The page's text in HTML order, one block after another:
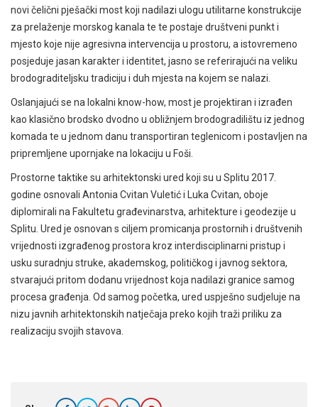
novi čelični pješački most koji nadilazi ulogu utilitarne konstrukcije
za prelaženje morskog kanala te te postaje društveni punkt i
mjesto koje nije agresivna intervencija u prostoru, a istovremeno
posjeduje jasan karakter i identitet, jasno se referirajući na veliku
brodograditeljsku tradiciju i duh mjesta na kojem se nalazi.
Oslanjajući se na lokalni know-how, most je projektiran i izrađen
kao klasično brodsko dvodno u obližnjem brodogradilištu iz jednog
komada te u jednom danu transportiran teglenicom i postavljen na
pripremljene upornjake na lokaciju u Foši.
Prostorne taktike su arhitektonski ured koji su u Splitu 2017.
godine osnovali Antonia Cvitan Vuletić i Luka Cvitan, oboje
diplomirali na Fakultetu građevinarstva, arhitekture i geodezije u
Splitu. Ured je osnovan s ciljem promicanja prostornih i društvenih
vrijednosti izgrađenog prostora kroz interdisciplinarni pristup i
usku suradnju struke, akademskog, političkog i javnog sektora,
stvarajući pritom dodanu vrijednost koja nadilazi granice samog
procesa građenja. Od samog početka, ured uspješno sudjeluje na
nizu javnih arhitektonskih natječaja preko kojih traži priliku za
realizaciju svojih stavova.